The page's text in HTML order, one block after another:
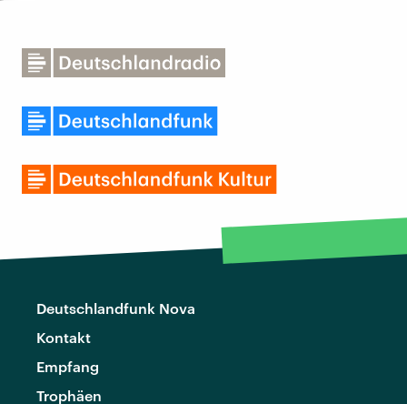
Deutschlandfunk Nova
Kontakt
Empfang
Trophäen